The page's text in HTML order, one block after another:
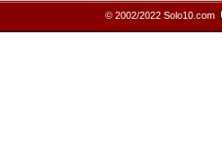
© 2002/2022 Solo10.com